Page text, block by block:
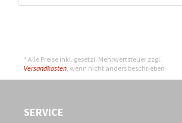
* Alle Preise inkl. gesetzl. Mehrwertsteuer zzgl.
Versandkosten , wenn nicht anders beschrieben
SERVICE